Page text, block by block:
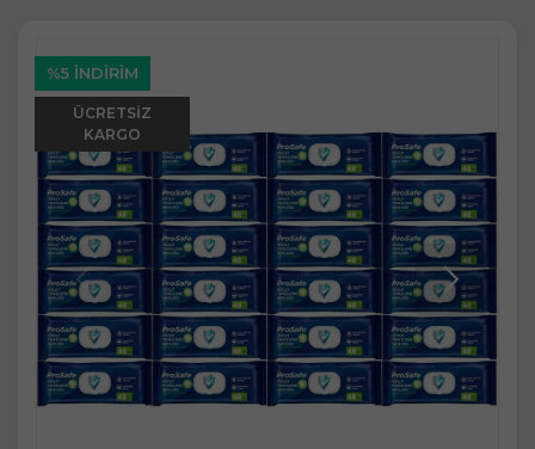
%5 İNDIRIM
ÜCRETSIZ
KARGO